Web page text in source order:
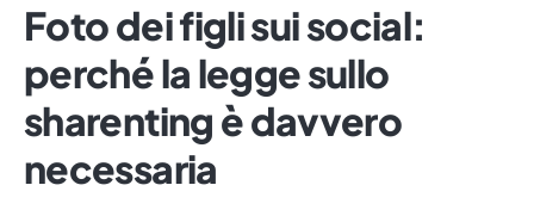
Foto dei figli sui social:
perché la legge sullo
sharenting è davvero
necessaria